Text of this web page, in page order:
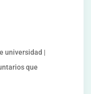
universidad |
que